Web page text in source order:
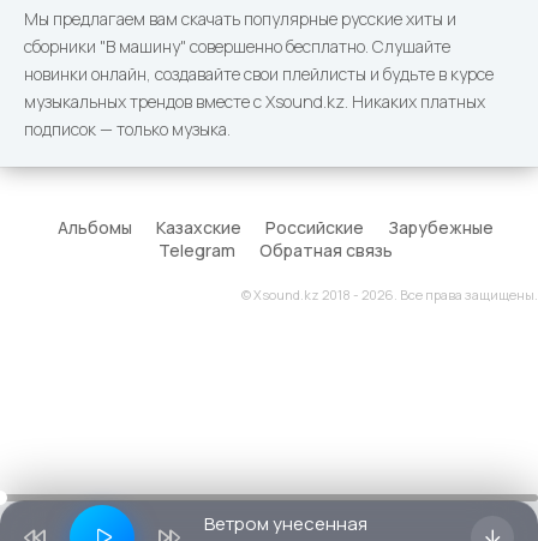
Мы предлагаем вам скачать популярные русские хиты и
сборники "В машину" совершенно бесплатно. Слушайте
новинки онлайн, создавайте свои плейлисты и будьте в курсе
музыкальных трендов вместе с Xsound.kz. Никаких платных
подписок — только музыка.
Альбомы Казахские Российские
Зарубежные
Telegram
Обратная связь
© Xsound.kz 2018 - 2026. Все права защищены.
Ветром унесенная